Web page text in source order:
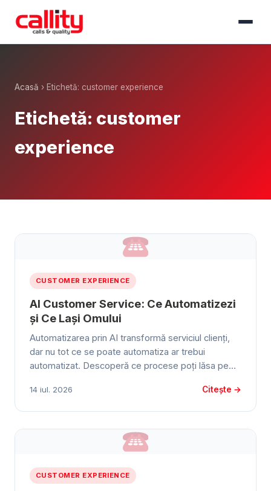
Acasă › Etichetă: customer experience
Etichetă: customer
experience
CUSTOMER EXPERIENCE
AI Customer Service: Ce Automatizezi
și Ce Lași Omului
Automatizarea prin AI transformă serviciul clienți,
dar nu tot ce se poate automatiza ar trebui
automatizat. Descoperă ce procese poți lăsa pe…
14 iul. 2026 Citește →
CUSTOMER EXPERIENCE